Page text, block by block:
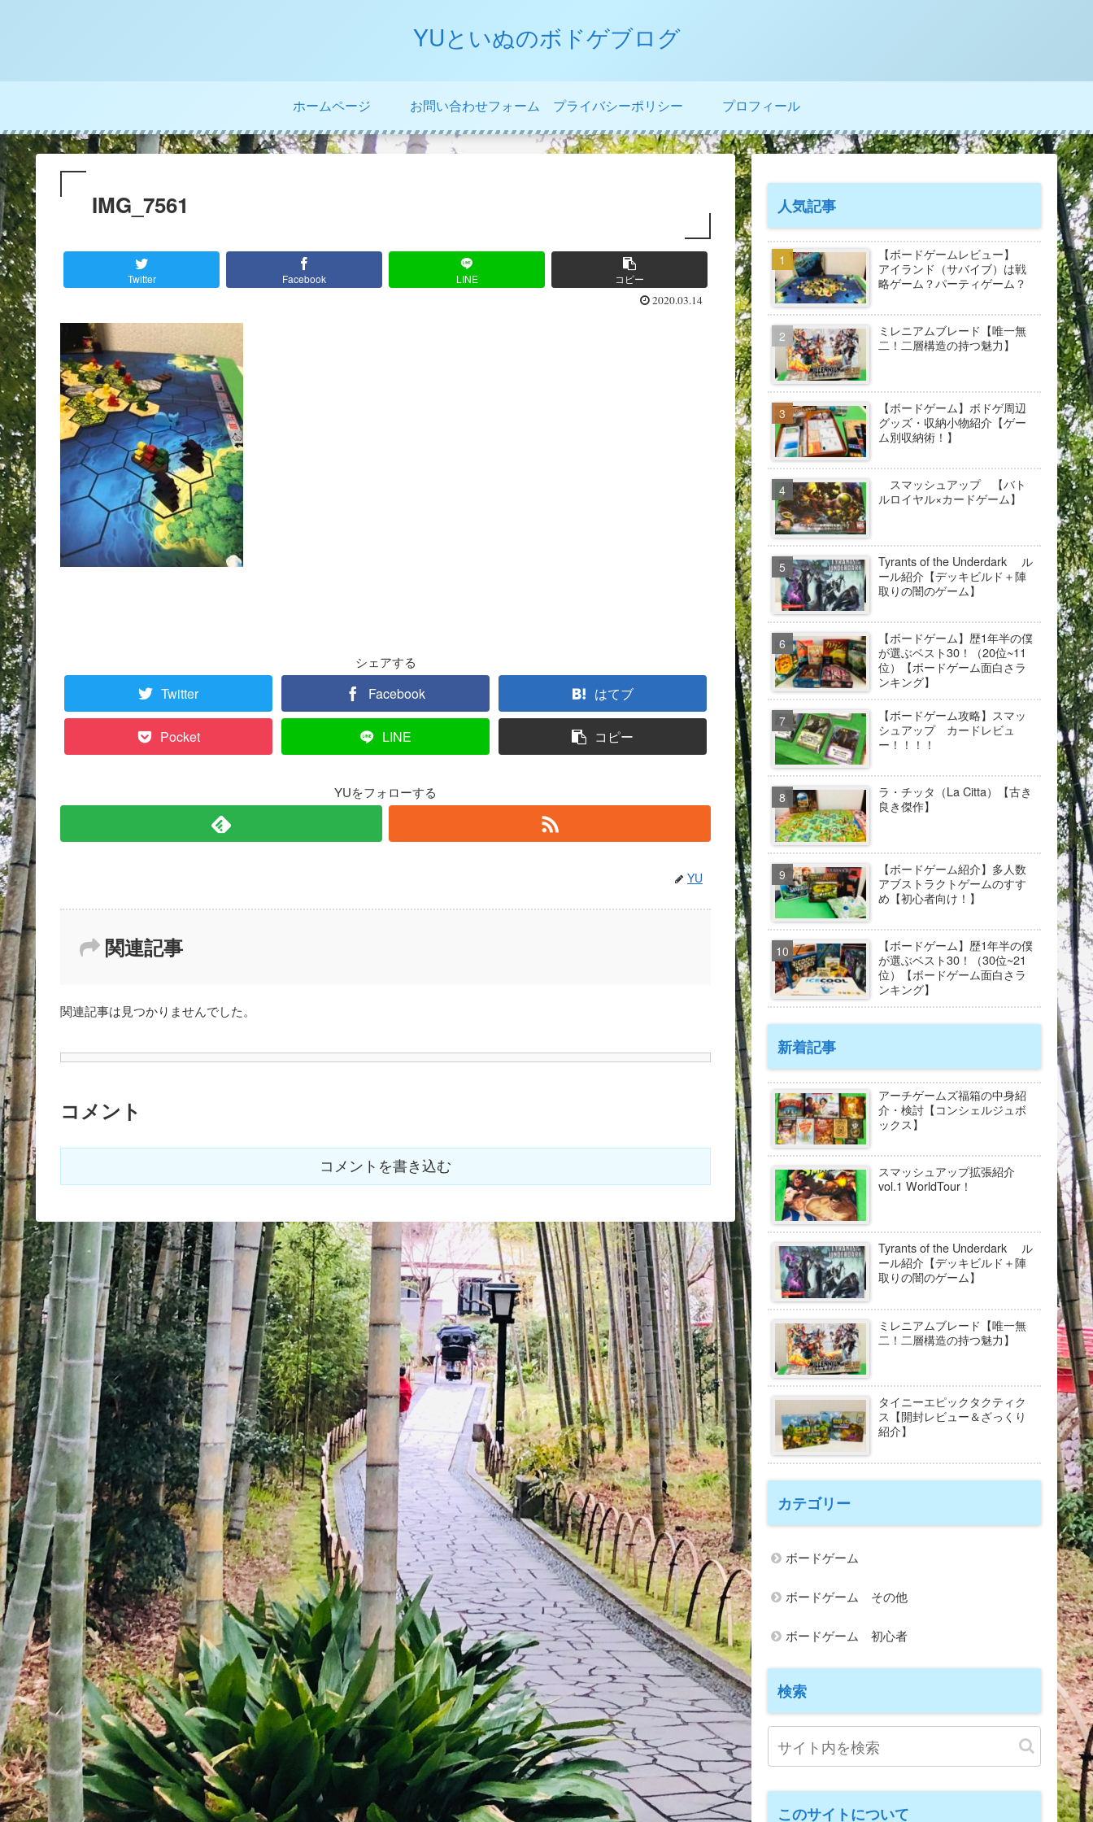
YUといぬのボドゲブログ
ホームページ お問い合わせフォーム プライバシーポリシー プロフィール
IMG_7561
Twitter Facebook LINE コピー
2020.03.14
シェアする
Twitter Facebook はてブ
Pocket LINE コピー
YUをフォローする
YU
関連記事
関連記事は見つかりませんでした。
コメント
コメントを書き込む
人気記事
【ボードゲームレビュー】
アイランド（サバイブ）は戦
略ゲーム？パーティゲーム？
ミレニアムブレード【唯一無
二！二層構造の持つ魅力】
【ボードゲーム】ボドゲ周辺
グッズ・収納小物紹介【ゲー
ム別収納術！】
スマッシュアップ 【バト
ルロイヤル×カードゲーム】
Tyrants of the Underdark ル
ール紹介【デッキビルド＋陣
取りの闇のゲーム】
【ボードゲーム】歴1年半の僕
が選ぶベスト30！（20位~11
位）【ボードゲーム面白さラ
ンキング】
【ボードゲーム攻略】スマッ
シュアップ カードレビュ
ー！！！！
ラ・チッタ（La Citta）【古き
良き傑作】
【ボードゲーム紹介】多人数
アブストラクトゲームのすす
め【初心者向け！】
【ボードゲーム】歴1年半の僕
が選ぶベスト30！（30位~21
位）【ボードゲーム面白さラ
ンキング】
新着記事
アーチゲームズ福箱の中身紹
介・検討【コンシェルジュボ
ックス】
スマッシュアップ拡張紹介
vol.1 WorldTour！
Tyrants of the Underdark ル
ール紹介【デッキビルド＋陣
取りの闇のゲーム】
ミレニアムブレード【唯一無
二！二層構造の持つ魅力】
タイニーエピックタクティク
ス【開封レビュー＆ざっくり
紹介】
カテゴリー
ボードゲーム
ボードゲーム その他
ボードゲーム 初心者
検索
このサイトについて